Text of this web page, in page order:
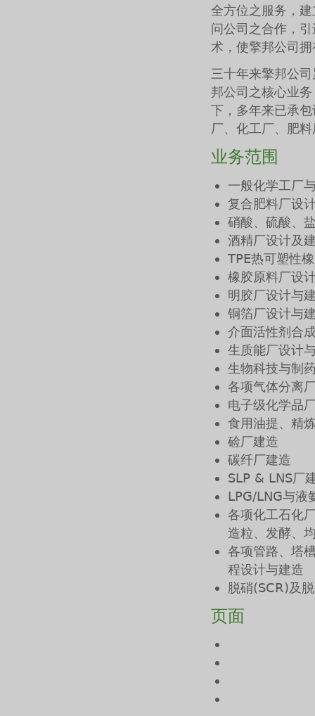
全方位之服务，
问公司之合作，
术，使擎邦公司
三十年来擎邦公
邦公司之核心业
下，多年来已承
厂、化工厂、肥
业务范围
一般化学工厂
复合肥料厂设
硝酸、硫酸、
酒精厂设计及
TPE热可塑性
橡胶原料厂设
明胶厂设计与
铜箔厂设计与
介面活性剂合
生质能厂设计
生物科技与制
各项气体分离
电子级化学品
食用油提、精
硷厂建造
碳纤厂建造
SLP & LNS厂
LPG/LNG与液
各项化工石化
造粒、发酵、
各项管路、塔
程设计与建造
脱硝(SCR)及
页面